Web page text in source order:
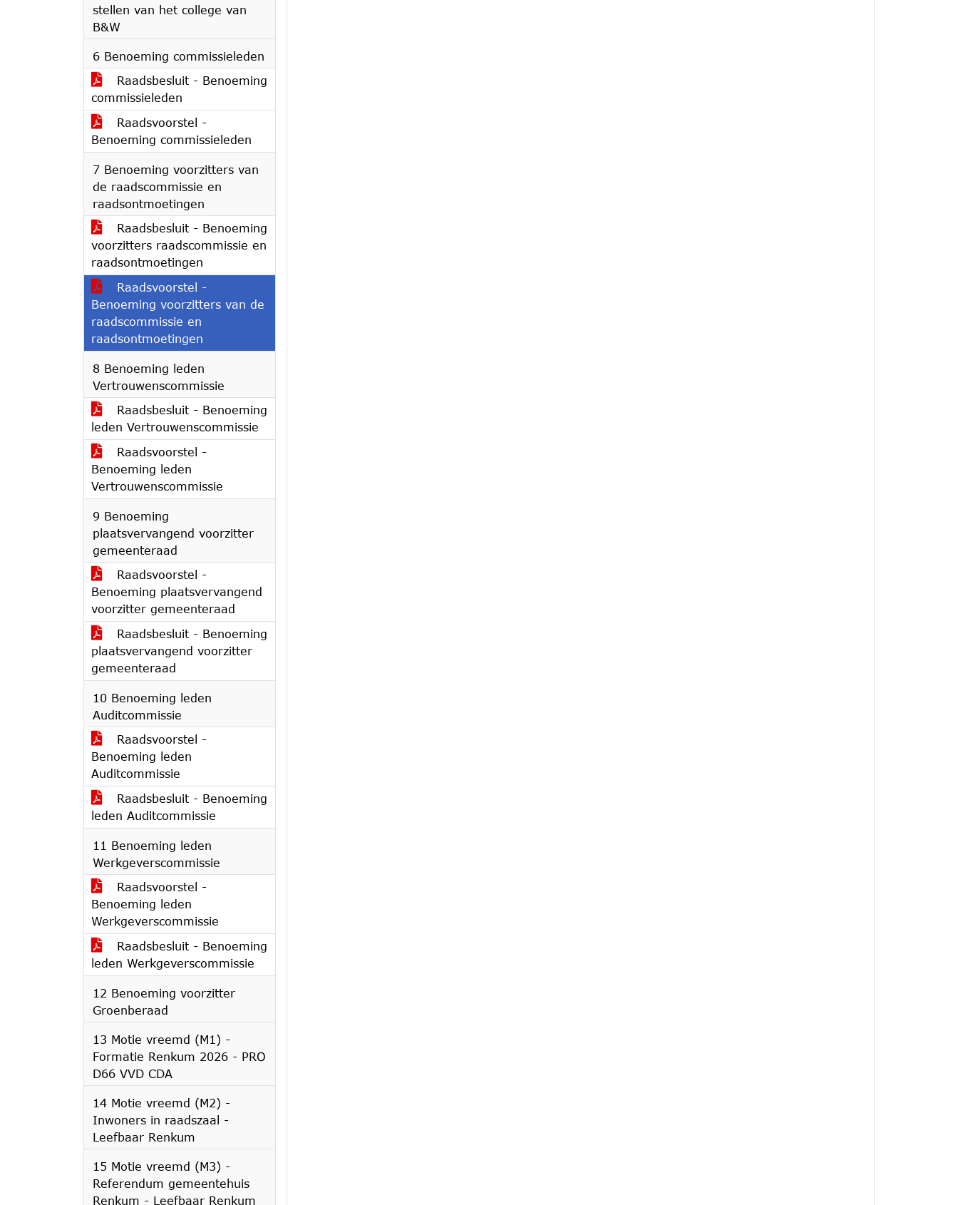
stellen van het college van
B&W
6 Benoeming commissieleden
Raadsbesluit - Benoeming
commissieleden
Raadsvoorstel -
Benoeming commissieleden
7 Benoeming voorzitters van
de raadscommissie en
raadsontmoetingen
Raadsbesluit - Benoeming
voorzitters raadscommissie en
raadsontmoetingen
Raadsvoorstel -
Benoeming voorzitters van de
raadscommissie en
raadsontmoetingen
8 Benoeming leden
Vertrouwenscommissie
Raadsbesluit - Benoeming
leden Vertrouwenscommissie
Raadsvoorstel -
Benoeming leden
Vertrouwenscommissie
9 Benoeming
plaatsvervangend voorzitter
gemeenteraad
Raadsvoorstel -
Benoeming plaatsvervangend
voorzitter gemeenteraad
Raadsbesluit - Benoeming
plaatsvervangend voorzitter
gemeenteraad
10 Benoeming leden
Auditcommissie
Raadsvoorstel -
Benoeming leden
Auditcommissie
Raadsbesluit - Benoeming
leden Auditcommissie
11 Benoeming leden
Werkgeverscommissie
Raadsvoorstel -
Benoeming leden
Werkgeverscommissie
Raadsbesluit - Benoeming
leden Werkgeverscommissie
12 Benoeming voorzitter
Groenberaad
13 Motie vreemd (M1) -
Formatie Renkum 2026 - PRO
D66 VVD CDA
14 Motie vreemd (M2) -
Inwoners in raadszaal -
Leefbaar Renkum
15 Motie vreemd (M3) -
Referendum gemeentehuis
Renkum - Leefbaar Renkum